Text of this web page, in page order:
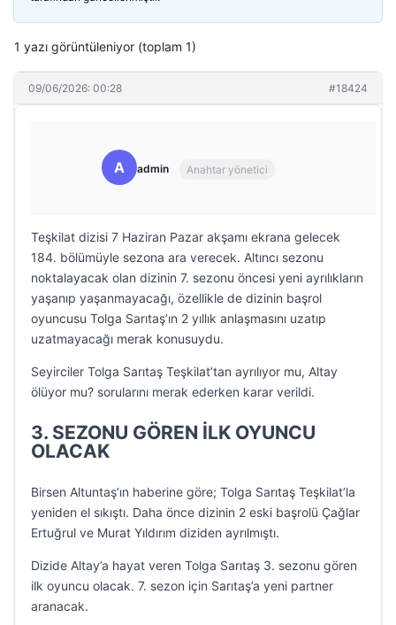
1 yazı görüntüleniyor (toplam 1)
09/06/2026: 00:28 #18424
A admin Anahtar yönetici
Teşkilat dizisi 7 Haziran Pazar akşamı ekrana gelecek
184. bölümüyle sezona ara verecek. Altıncı sezonu
noktalayacak olan dizinin 7. sezonu öncesi yeni ayrılıkların
yaşanıp yaşanmayacağı, özellikle de dizinin başrol
oyuncusu Tolga Sarıtaş’ın 2 yıllık anlaşmasını uzatıp
uzatmayacağı merak konusuydu.
Seyirciler Tolga Sarıtaş Teşkilat’tan ayrılıyor mu, Altay
ölüyor mu? sorularını merak ederken karar verildi.
3. SEZONU GÖREN İLK OYUNCU
OLACAK
Birsen Altuntaş’ın haberine göre; Tolga Sarıtaş Teşkilat’la
yeniden el sıkıştı. Daha önce dizinin 2 eski başrolü Çağlar
Ertuğrul ve Murat Yıldırım diziden ayrılmıştı.
Dizide Altay’a hayat veren Tolga Sarıtaş 3. sezonu gören
ilk oyuncu olacak. 7. sezon için Sarıtaş’a yeni partner
aranacak.